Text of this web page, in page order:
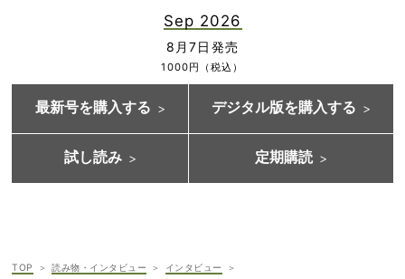
Sep 2026
8月7日発売
1000円（税込）
最新号を購入する デジタル版を購入する
試し読み 定期購読
TOP 読み物・インタビュー
インタビュー